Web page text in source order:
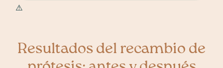
Resultados del recambio de